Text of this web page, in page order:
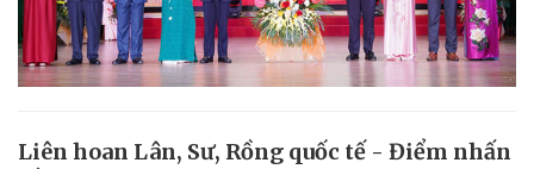
Liên hoan Lân, Sư, Rồng quốc tế - Điểm nhấn